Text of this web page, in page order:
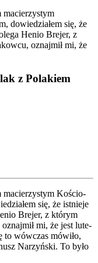
macierzystym
dowiedziałem się, że
Henio Brejer, z
oznajmił mi, że
z Polakiem
macie­rzy­stym Kościo­
się, że ist­nie­je
Bre­jer, z któ­rym
oznaj­mił mi, że jest lute­
to wów­czas mówi­ło,
Narzyń­ski. To było